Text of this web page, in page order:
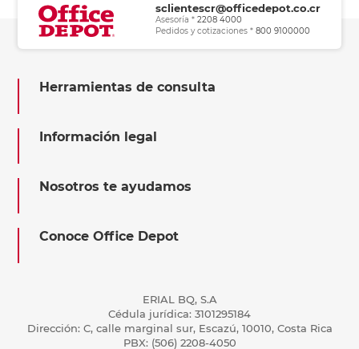
sclientescr@officedepot.co.cr
Asesoría *2208 4000
Pedidos y cotizaciones *800 9100000
Herramientas de consulta
Información legal
Nosotros te ayudamos
Conoce Office Depot
ERIAL BQ, S.A
Cédula jurídica: 3101295184
Dirección: C, calle marginal sur, Escazú, 10010, Costa Rica
PBX: (506) 2208-4050